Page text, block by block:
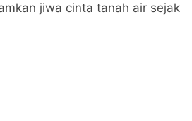
jiwa cinta tanah air sejak